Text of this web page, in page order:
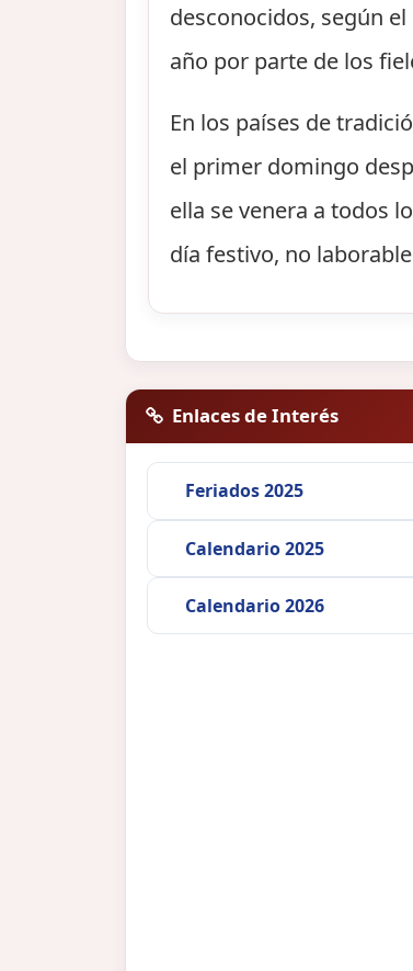
desconocidos, según
año por parte de los
En los países de
el primer domingo
ella se venera a todos
día festivo, no
Enlaces de Interés
Feriados 2025
Calendario 2025
Calendario 2026